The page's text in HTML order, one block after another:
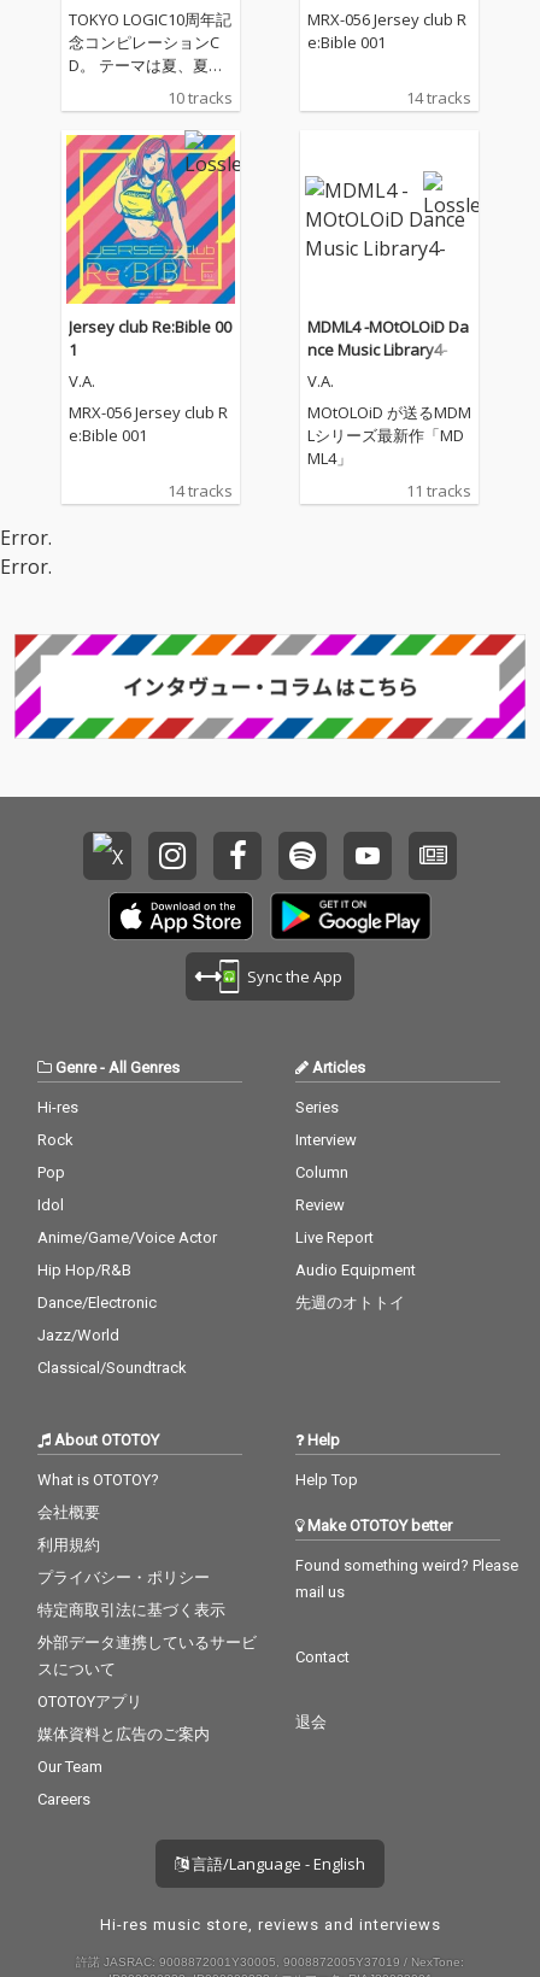
TOKYO LOGIC10周年記
念コンピレーションC
D。 テーマは夏、夏ら
しいPOPな楽曲が勢ぞ
ろい。 各アーティスト
への発注内容は「なん
か夏っぽくて盛り上が
る曲。」 それぞれの、
なんか夏っぽくて盛り
上がる楽曲が、TOKYO
LOGIC10周年にして明
確になりました！
10 tracks
MRX-056 Jersey club R
e:Bible 001
14 tracks
Jersey club Re:Bible 00
1
V.A.
MRX-056 Jersey club R
e:Bible 001
14 tracks
MDML4 -MOtOLOiD Da
nce Music Library4-
V.A.
MOtOLOiD が送るMDM
Lシリーズ最新作「MD
ML4」
11 tracks
Error.
Error.
Sync the App
Genre- All Genres
Hi-res
Rock
Pop
Idol
Anime/Game/Voice Actor
Hip Hop/R&B
Dance/Electronic
Jazz/World
Classical/Soundtrack
Articles
Series
Interview
Column
Review
Live Report
Audio Equipment
先週のオトトイ
About OTOTOY
What is OTOTOY?
会社概要
利用規約
プライバシー・ポリシー
特定商取引法に基づく表示
外部データ連携しているサービ
スについて
OTOTOYアプリ
媒体資料と広告のご案内
Our Team
Careers
Help
Help Top
Make OTOTOY better
Found something weird? Please
mail us
Contact
退会
言語/Language - English
Hi-res music store, reviews and interviews
許諾 JASRAC: 9008872001Y30005, 9008872005Y37019 / NexTone: